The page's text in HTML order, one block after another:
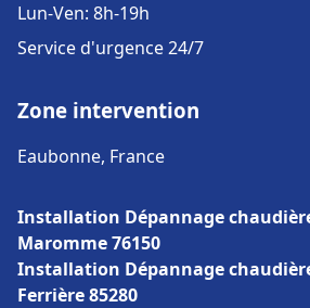
Lun-Ven: 8h-19h
Service d'urgence 24/7
Zone intervention
Eaubonne, France
Installation Dépannage
Maromme 76150
Installation Dépannage
Ferrière 85280